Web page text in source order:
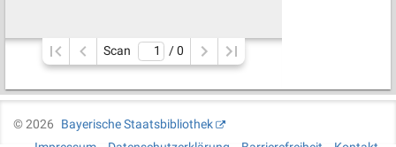
Scan / 0
©2026
Bayerische Staatsbibliothek